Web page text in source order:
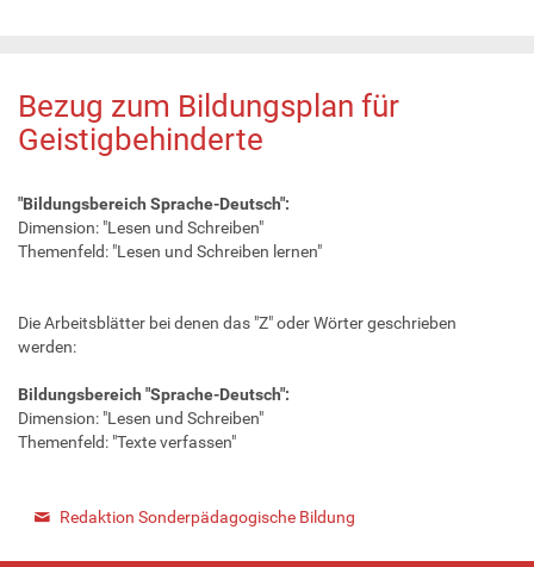
Bezug zum Bildungsplan für
Geistigbehinderte
"Bildungsbereich Sprache-Deutsch":
Dimension: "Lesen und Schreiben"
Themenfeld: "Lesen und Schreiben lernen"
Die Arbeitsblätter bei denen das "Z" oder Wörter geschrieben
werden:
Bildungsbereich "Sprache-Deutsch":
Dimension: "Lesen und Schreiben"
Themenfeld: "Texte verfassen"
Redaktion Sonderpädagogische Bildung